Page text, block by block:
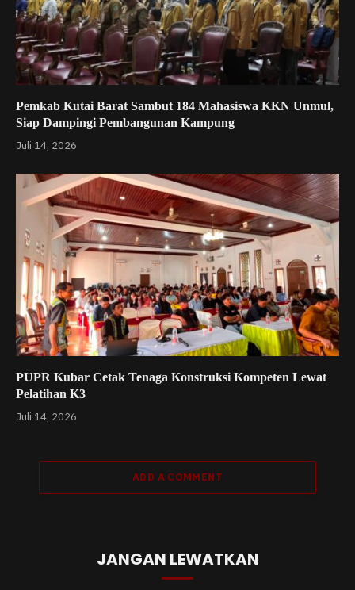
Pemkab Kutai Barat Sambut 184 Mahasiswa KKN Unmul,
Siap Dampingi Pembangunan Kampung
Juli 14, 2026
PUPR Kubar Cetak Tenaga Konstruksi Kompeten Lewat
Pelatihan K3
Juli 14, 2026
ADD A COMMENT
JANGAN LEWATKAN